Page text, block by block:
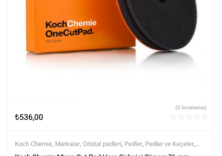
₺536,00
(0 İnceleme)
Koch Chemie, Markalar, Orbital padleri, Pedler, Pedler ve Keçeler,